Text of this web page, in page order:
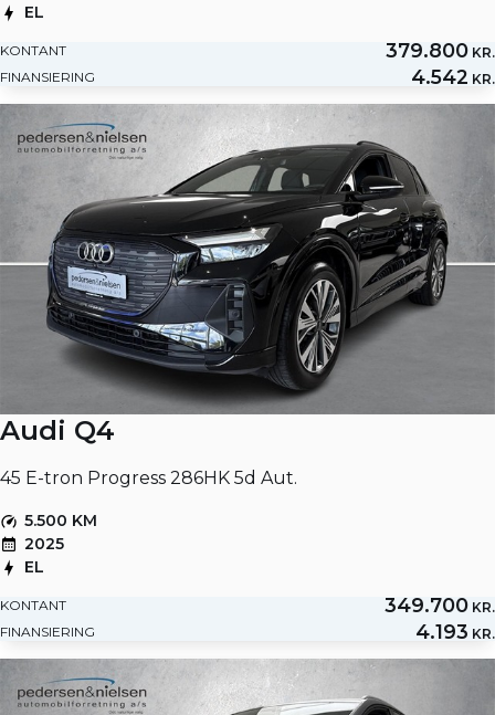
EL
KONTANT 379.800 KR.
FINANSIERING
4.542 KR.
Audi Q4
45 E-tron Progress 286HK 5d Aut.
5.500 KM
2025
EL
KONTANT 349.700 KR.
FINANSIERING
4.193 KR.